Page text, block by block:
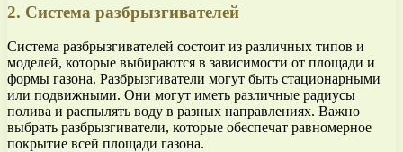
2. Система разбрызгивателей
Система разбрызгивателей состоит из различных типов и
моделей, которые выбираются в зависимости от площади и
формы газона. Разбрызгиватели могут быть стационарными
или подвижными. Они могут иметь различные радиусы
полива и распылять воду в разных направлениях. Важно
выбрать разбрызгиватели, которые обеспечат равномерное
покрытие всей площади газона.